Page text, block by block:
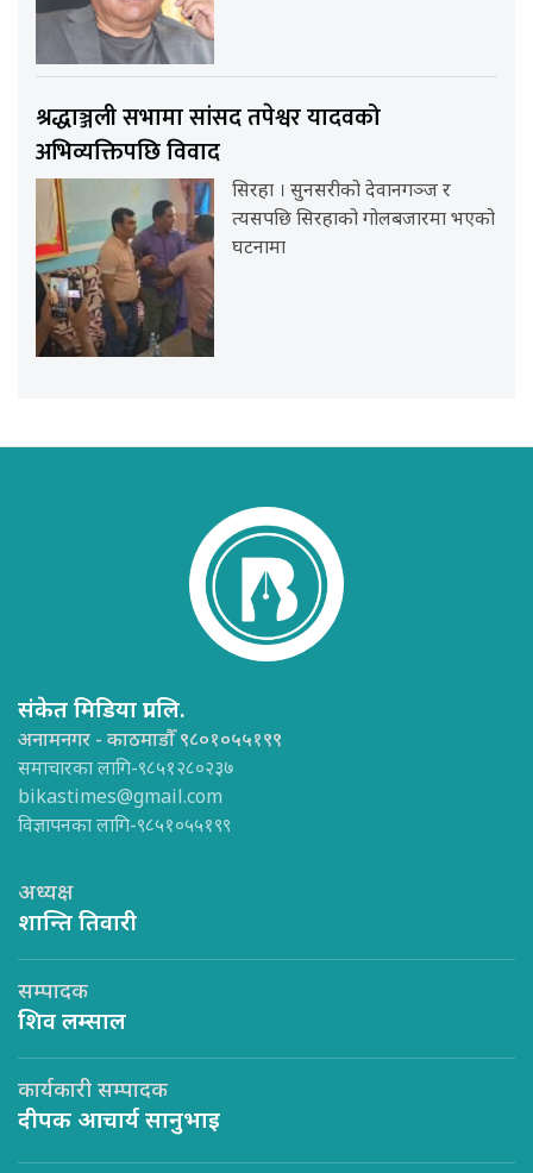
श्रद्धाञ्जली सभामा सांसद तपेश्वर यादवको
अभिव्यक्तिपछि विवाद
सिरहा । सुनसरीको देवानगञ्ज र
त्यसपछि सिरहाको गोलबजारमा भएको
घटनामा
संकेत मिडिया प्रा.लि.
अनामनगर - काठमाडौँ ९८०१०५५१९९
समाचारका लागि-९८५१२८०२३७
bikastimes@gmail.com
विज्ञापनका लागि-९८५१०५५१९९
अध्यक्ष
शान्ति तिवारी
सम्पादक
शिव लम्साल
कार्यकारी सम्पादक
दीपक आचार्य सानुभाइ